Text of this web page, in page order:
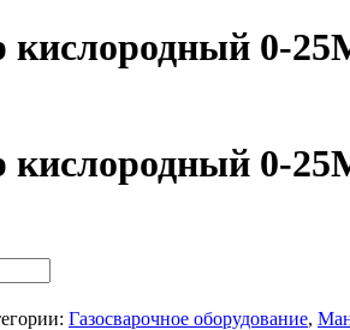
кислородный 0-
кислородный 0-
Газосварочное оборудование,